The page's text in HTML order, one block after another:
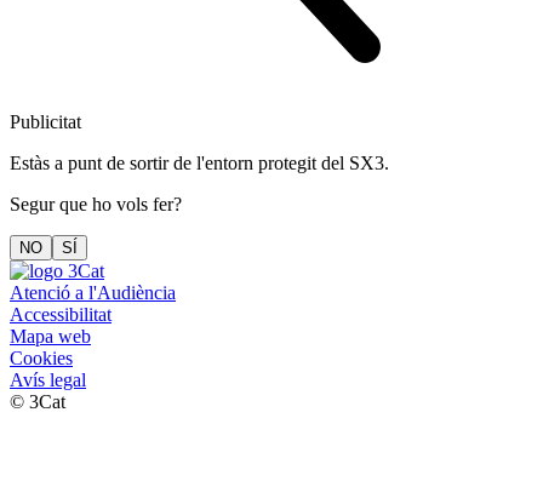
Publicitat
Estàs a punt de sortir de l'entorn protegit del SX3.
Segur que ho vols fer?
NO SÍ
Atenció a l'Audiència
Accessibilitat
Mapa web
Cookies
Avís legal
© 3Cat